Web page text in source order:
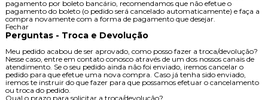
pagamento por boleto bancário, recomendamos que não efetue o
pagamento do boleto (o pedido será cancelado automaticamente) e faça a
compra novamente com a forma de pagamento que desejar.
Fechar
Perguntas - Troca e Devolução
Meu pedido acabou de ser aprovado, como posso fazer a troca/devolução?
Nesse caso, entre em contato conosco através de um dos nossos canais de
atendimento. Se o seu pedido ainda não foi enviado, iremos cancelar o
pedido para que efetue uma nova compra. Caso já tenha sido enviado,
iremos te instruir do que fazer para que possamos efetuar o cancelamento
ou troca do pedido.
Qual o prazo para solicitar a troca/devolução?